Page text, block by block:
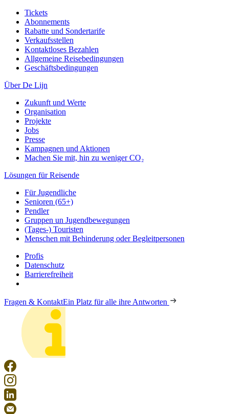
Tickets
Abonnements
Rabatte und Sondertarife
Verkaufsstellen
Kontaktloses Bezahlen
Allgemeine Reisebedingungen
Geschäftsbedingungen
Über De Lijn
Zukunft und Werte
Organisation
Projekte
Jobs
Presse
Kampagnen und Aktionen
Machen Sie mit, hin zu weniger CO₂
Lösungen für Reisende
Für Jugendliche
Senioren (65+)
Pendler
Gruppen un Jugendbewegungen
(Tages-) Touristen
Menschen mit Behinderung oder Begleitpersonen
Profis
Datenschutz
Barrierefreiheit
Fragen & KontaktEin Platz für alle ihre Antworten